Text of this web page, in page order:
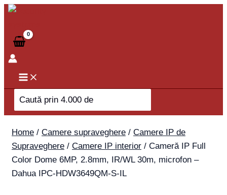
Skip
content
Search
for:
Home / Camere supraveghere / Camere IP de
Supraveghere / Camere IP interior / Cameră IP Full
Color Dome 6MP, 2.8mm, IR/WL 30m, microfon –
Dahua IPC-HDW3649QM-S-IL
Cameră
Full
Color
Dome
6MP,
2.8mm,
IR/WL
30m,
microfon
-
Dahua
IPC-